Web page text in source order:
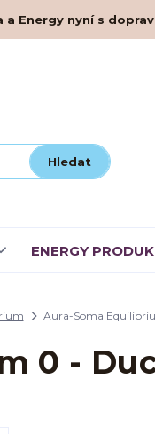
a Energy nyní s
Hledat
ENERGY
Aura-Soma
0 -